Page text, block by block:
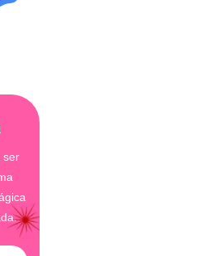
ser